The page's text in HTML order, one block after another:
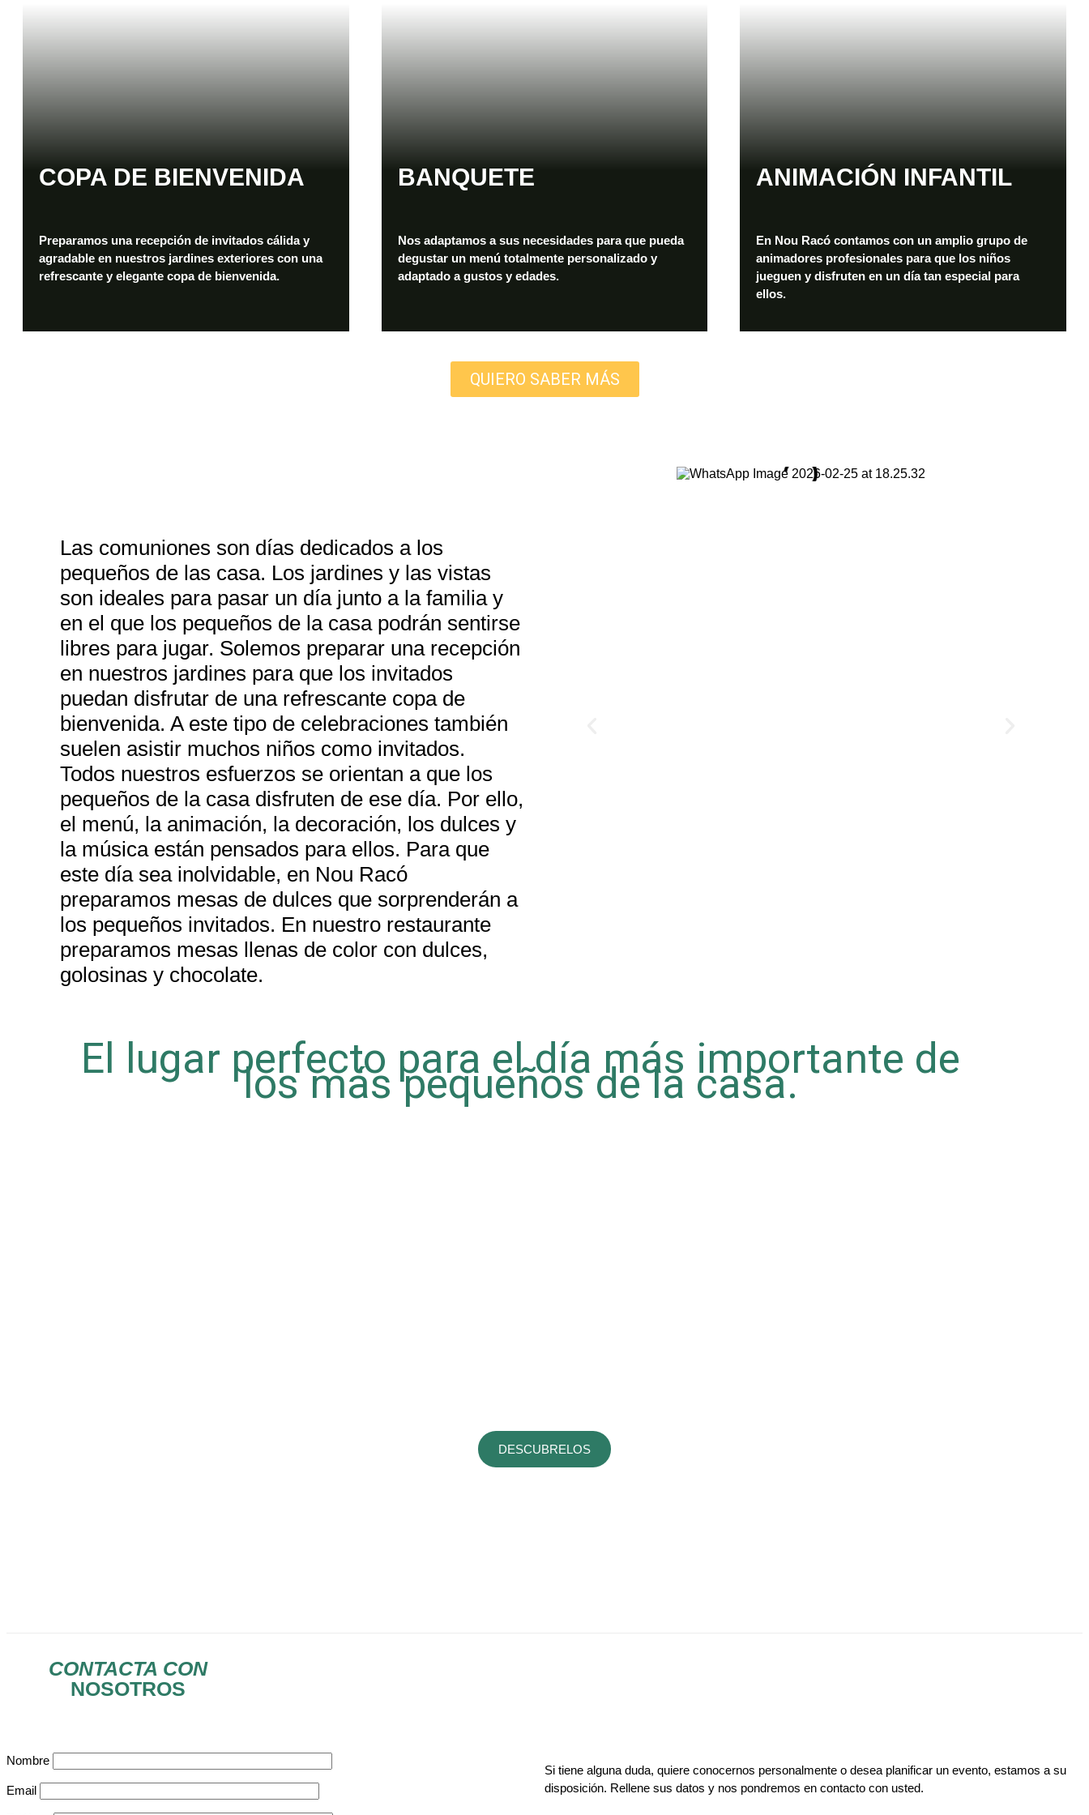
COPA DE BIENVENIDA
Preparamos una recepción de invitados cálida y
agradable en nuestros jardines exteriores con una
refrescante y elegante copa de bienvenida.
BANQUETE
Nos adaptamos a sus necesidades para que pueda
degustar un menú totalmente personalizado y
adaptado a gustos y edades.
ANIMACIÓN INFANTIL
En Nou Racó contamos con un amplio grupo de
animadores profesionales para que los niños
jueguen y disfruten en un día tan especial para
ellos.
QUIERO SABER MÁS
Las comuniones son días dedicados a los
pequeños de las casa. Los jardines y las vistas
son ideales para pasar un día junto a la familia y
en el que los pequeños de la casa podrán sentirse
libres para jugar. Solemos preparar una recepción
en nuestros jardines para que los invitados
puedan disfrutar de una refrescante copa de
bienvenida. A este tipo de celebraciones también
suelen asistir muchos niños como invitados.
Todos nuestros esfuerzos se orientan a que los
pequeños de la casa disfruten de ese día. Por ello,
el menú, la animación, la decoración, los dulces y
la música están pensados para ellos. Para que
este día sea inolvidable, en Nou Racó
preparamos mesas de dulces que sorprenderán a
los pequeños invitados. En nuestro restaurante
preparamos mesas llenas de color con dulces,
golosinas y chocolate.
El lugar perfecto para el día más importante de
los más pequeños de la casa.
DESCUBRELOS
CONTACTA CON
NOSOTROS
Nombre
Email
Si tiene alguna duda, quiere conocernos personalmente o desea planificar un evento, estamos a su
disposición. Rellene sus datos y nos pondremos en contacto con usted.